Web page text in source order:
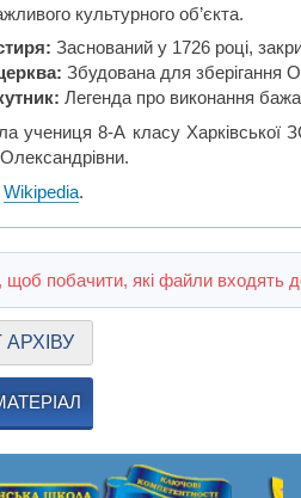
культурного об’єкта.
Заснований у 1726 році,
Збудована для зберігання
Легенда про виконання
учениця 8-А класу Харківської
Wikipedia.
щоб побачити, які файли входять